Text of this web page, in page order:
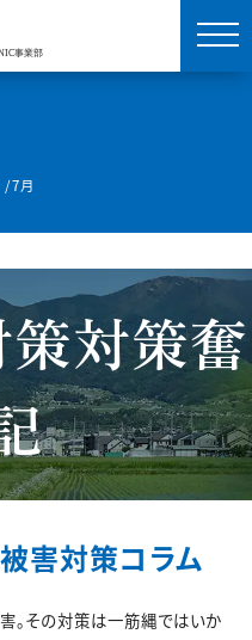
/7月
対策奮
害対策コラム
。その対策は一筋縄ではいか